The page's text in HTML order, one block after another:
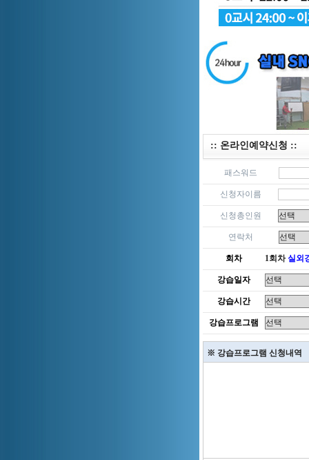
:: 온라인예약신청 ::
패스워드
신청자이름
신청총인원
연락처
회차 1회차실외
강습일자
강습시간
강습프로그램
※ 강습프로그램 신청내역